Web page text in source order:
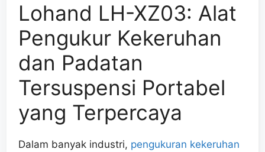
Lohand LH-XZ03: Alat
Pengukur Kekeruhan
dan Padatan
Tersuspensi Portabel
yang Terpercaya
Dalam banyak industri, pengukuran kekeruhan